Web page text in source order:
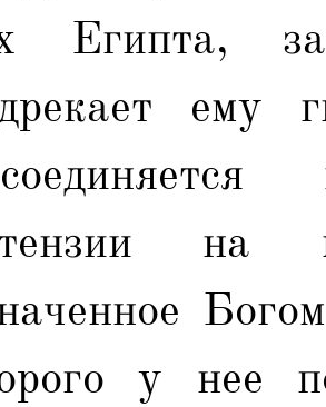
Египта,
ему
на
у нее